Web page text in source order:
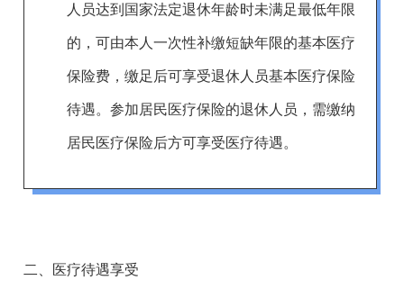
人员达到 国家法定退休年龄时未满足最低年限
的，可由本人一次性补缴短缺年限的基本医疗
保险费，缴足后可享受退休人员基本医疗保险
待遇。参加居民医疗保险的退休 人员 ， 需缴纳
居民医疗保险后方可享受医疗待遇。
二、医疗待遇享受